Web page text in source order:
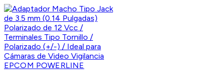
EPCOM POWERLINE